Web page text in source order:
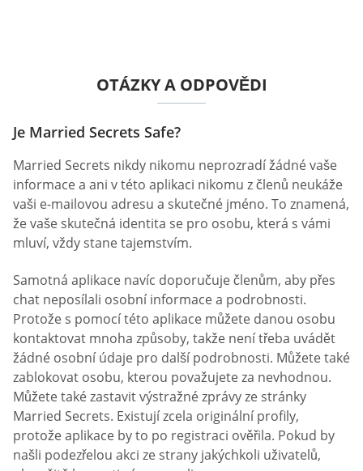
OTÁZKY A ODPOVĚDI
Je Married Secrets Safe?
Married Secrets nikdy nikomu neprozradí žádné vaše
informace a ani v této aplikaci nikomu z členů neukáže
vaši e-mailovou adresu a skutečné jméno. To znamená,
že vaše skutečná identita se pro osobu, která s vámi
mluví, vždy stane tajemstvím.
Samotná aplikace navíc doporučuje členům, aby přes
chat neposílali osobní informace a podrobnosti.
Protože s pomocí této aplikace můžete danou osobu
kontaktovat mnoha způsoby, takže není třeba uvádět
žádné osobní údaje pro další podrobnosti. Můžete také
zablokovat osobu, kterou považujete za nevhodnou.
Můžete také zastavit výstražné zprávy ze stránky
Married Secrets. Existují zcela originální profily,
protože aplikace by to po registraci ověřila. Pokud by
našli podezřelou akci ze strany jakýchkoli uživatelů,